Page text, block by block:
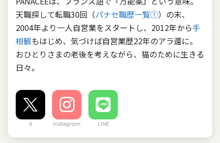
天職探して転職30回（パナセ職歴一覧①）の末、
2004年より一人自営業をスタートし、2012年から手
相観もはじめ、気づけば自営業歴22年のアラ還に。
おひとりさまの老後を考えながら、猫のために生きる
日々。
X Instagram LINE